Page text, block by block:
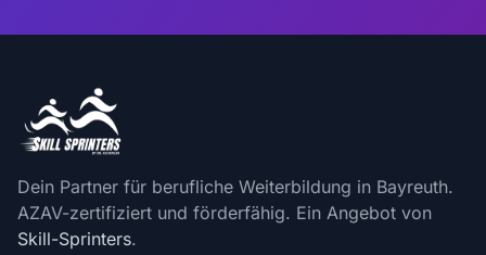
Dein Partner für berufliche Weiterbildung in Bayreuth.
AZAV-zertifiziert und förderfähig. Ein Angebot von
Skill-Sprinters.